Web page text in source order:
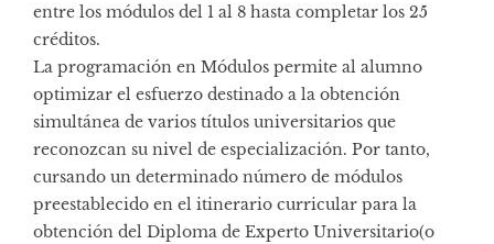
entre los módulos del 1 al 8 hasta completar los 25
créditos.
La programación en Módulos permite al alumno
optimizar el esfuerzo destinado a la obtención
simultánea de varios títulos universitarios que
reconozcan su nivel de especialización. Por tanto,
cursando un determinado número de módulos
preestablecido en el itinerario curricular para la
obtención del Diploma de Experto Universitario(o